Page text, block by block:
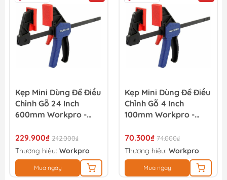
Kẹp Mini Dùng Để Điều
Chỉnh Gỗ 24 Inch
600mm Workpro -
229.900₫ 242.000₫
Thương hiệu: Workpro
Mua ngay
Kẹp Mini Dùng Để Điều
Chỉnh Gỗ 4 Inch
100mm Workpro -
70.300₫ 74.000₫
Thương hiệu: Workpro
Mua ngay